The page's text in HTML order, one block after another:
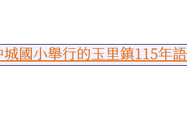
的玉里鎮115年語文競賽